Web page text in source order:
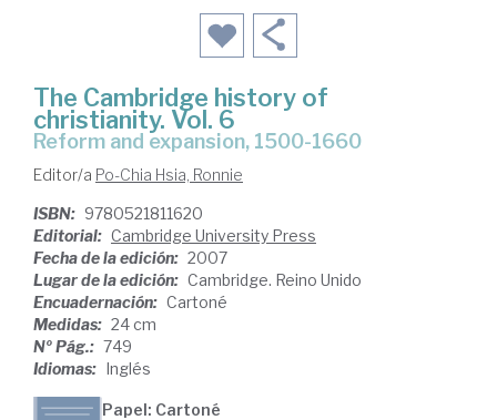
The Cambridge history of
christianity. Vol. 6
reform and expansion, 1500-1660
Editor/a Po-Chia Hsia, Ronnie
ISBN: 9780521811620
Editorial: Cambridge University Press
Fecha de la edición: 2007
Lugar de la edición: Cambridge. Reino Unido
Encuadernación: Cartoné
Medidas: 24 cm
Nº Pág.: 749
Idiomas: Inglés
Papel: Cartoné